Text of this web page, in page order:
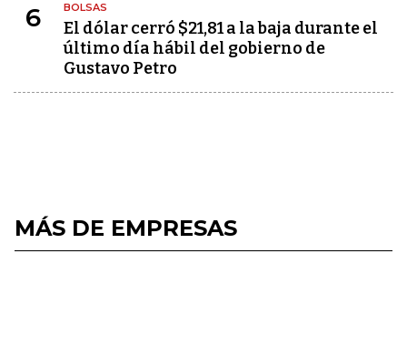
6 BOLSAS
El dólar cerró $21,81 a la baja durante el
último día hábil del gobierno de
Gustavo Petro
MÁS DE EMPRESAS